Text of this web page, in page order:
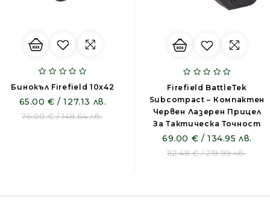
Бинокъл Firefield 10x42
65.00 € / 127.13 лв.
76.00 € / 148.64 лв.
Firefield BattleTek
Subcompact – Компактен
Червен Лазерен Прицел
За Тактическа Точност
69.00 € / 134.95 лв.
112.48 € / 219.99 лв.